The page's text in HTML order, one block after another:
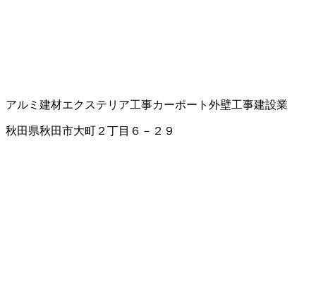
アルミ建材エクステリア工事カーポート 外壁工事建設業
秋田県秋田市大町２丁目６－２９